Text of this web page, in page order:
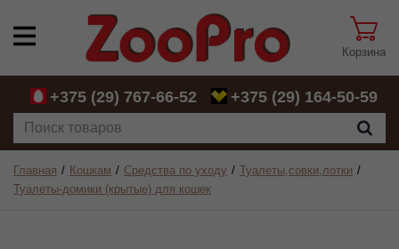
Корзина
+375 (29) 767-66-52 +375 (29) 164-50-59
Главная Кошкам Средства по уходу
Туалеты,совки,лотки
Туалеты-домики (крытые) для кошек